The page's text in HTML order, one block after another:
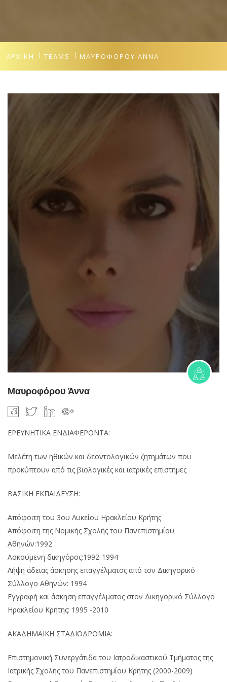
ΑΡΧΙΚΉ TEAMS ΜΑΥΡΟΦΌΡΟΥ ΆΝΝΑ
Μαυροφόρου Άννα
ΕΡΕΥΝΗΤΙΚΑ ΕΝΔΙΑΦΕΡΟΝΤΑ:
Μελέτη των ηθικών και δεοντολογικών ζητημάτων που
προκύπτουν από τις βιολογικές και ιατρικές επιστήμες
ΒΑΣΙΚΗ EΚΠΑΙΔΕΥΣΗ:
Απόφοιτη του 3ου Λυκείου Ηρακλείου Κρήτης
Απόφοιτη της Νομικής Σχολής του Πανεπιστημίου
Αθηνών:1992
Ασκούμενη δικηγόρος:1992-1994
Λήψη άδειας άσκησης επαγγέλματος από τον Δικηγορικό
Σύλλογο Αθηνών: 1994
Εγγραφή και άσκηση επαγγέλματος στον Δικηγορικό Σύλλογο
Ηρακλείου Κρήτης: 1995 -2010
ΑΚΑΔΗΜΑΙΚΗ ΣΤΑΔΙΟΔΡΟΜΙΑ:
Επιστημονική Συνεργάτιδα του Ιατροδικαστικού Τμήματος της
Ιατρικής Σχολής του Πανεπιστημίου Κρήτης (2000-2009)